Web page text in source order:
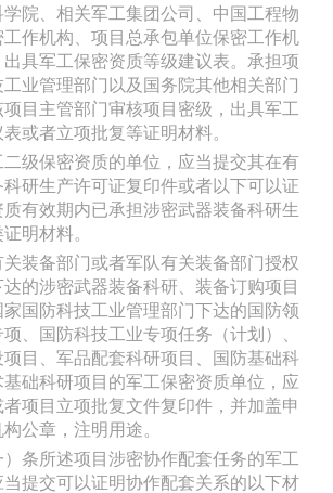
院、相关军工集团公司、中国工程物
作机构、项目总承包单位保密工作机
具军工保密资质等级建议表。承担项
业管理部门以及国务院其他相关部门
目主管部门审核项目密级，出具军工
或者立项批复等证明材料。
级保密资质的单位，应当提交其在有
研生产许可证复印件或者以下可以证
有效期内已承担涉密武器装备科研生
明材料。
关装备部门或者军队有关装备部门授权
的涉密武器装备科研、装备订购项目
家国防科技工业管理部门下达的国防领
、国防科技工业专项任务（计划）、
目、军品配套科研项目、国防基础科
础科研项目的军工保密资质单位，应
项目立项批复文件复印件，并加盖申
公章，注明用途。
）条所述项目涉密协作配套任务的军工
提交可以证明协作配套关系的以下材